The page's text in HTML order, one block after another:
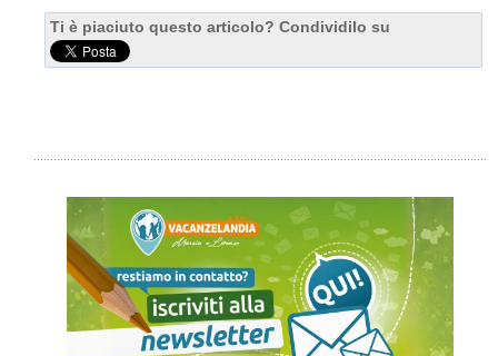
Ti è piaciuto questo articolo? Condividilo su